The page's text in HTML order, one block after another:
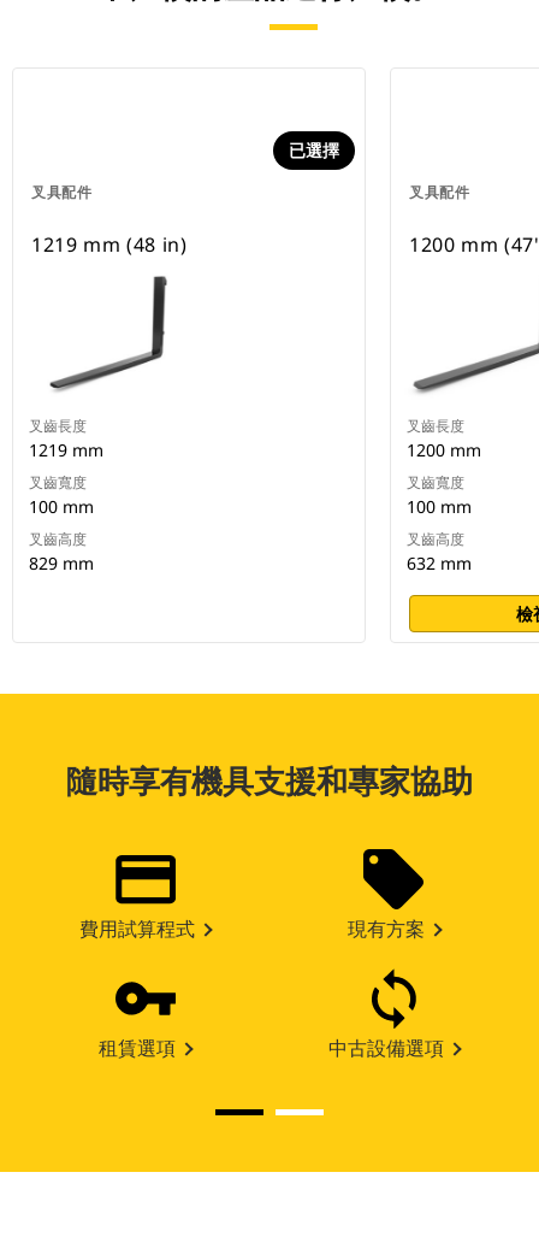
叉具配件
已選擇
1219 mm (48 in)
叉齒長度
1219 mm
叉齒寬度
100 mm
叉齒高度
829 mm
叉具配件
1200 mm
叉齒長度
1200 mm
叉齒寬度
100 mm
叉齒高度
632 mm
檢
隨時享有機具支援和專家協助
費用試算程式 現有方案
租賃選項 中古設備選項